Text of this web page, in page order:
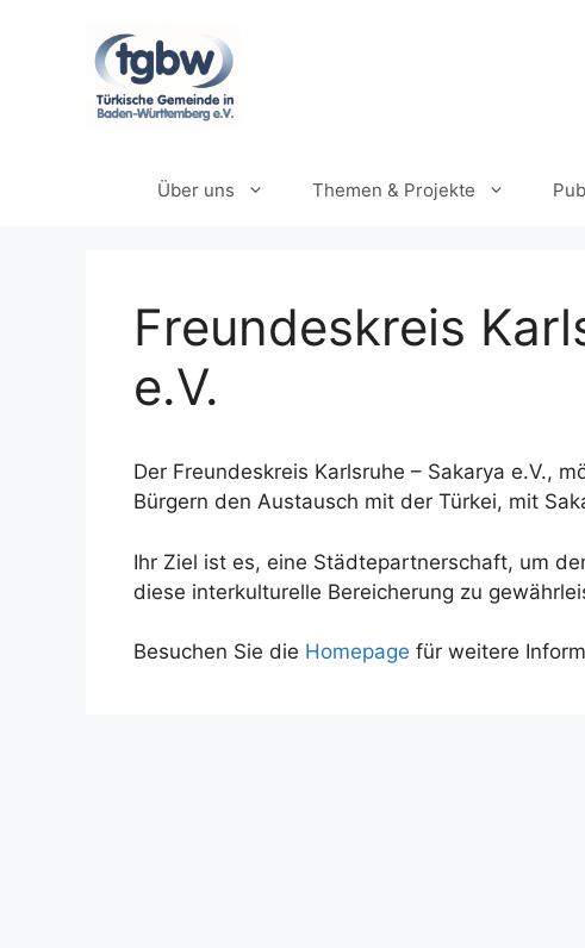
Über uns Themen & Projekte
Freundeskreis
e.V.
Der Freundeskreis Karlsruhe – Sakarya e.V.,
Bürgern den Austausch mit der Türkei, mit
Ihr Ziel ist es, eine Städtepartnerschaft, um
diese interkulturelle Bereicherung zu
Besuchen Sie die Homepage für weitere